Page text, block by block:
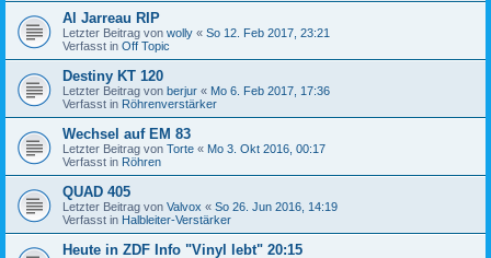
Al Jarreau RIP
Letzter Beitrag von wolly « So 12. Feb 2017, 23:21
Verfasst in Off Topic
Destiny KT 120
Letzter Beitrag von berjur « Mo 6. Feb 2017, 17:36
Verfasst in Röhrenverstärker
Wechsel auf EM 83
Letzter Beitrag von Torte « Mo 3. Okt 2016, 00:17
Verfasst in Röhren
QUAD 405
Letzter Beitrag von Valvox « So 26. Jun 2016, 14:19
Verfasst in Halbleiter-Verstärker
Heute in ZDF Info "Vinyl lebt" 20:15